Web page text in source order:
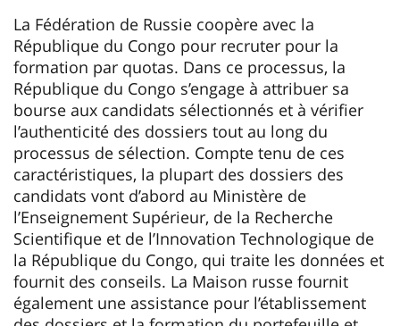
La Fédération de Russie coopère avec la
République du Congo pour recruter pour la
formation par quotas. Dans ce processus, la
République du Congo s’engage à attribuer sa
bourse aux candidats sélectionnés et à vérifier
l’authenticité des dossiers tout au long du
processus de sélection. Compte tenu de ces
caractéristiques, la plupart des dossiers des
candidats vont d’abord au Ministère de
l’Enseignement Supérieur, de la Recherche
Scientifique et de l’Innovation Technologique de
la République du Congo, qui traite les données et
fournit des conseils. La Maison russe fournit
également une assistance pour l’établissement